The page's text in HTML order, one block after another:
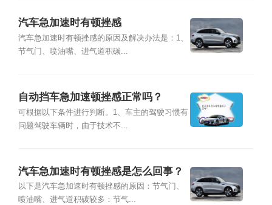
汽车急加速时有顿挫感
汽车急加速时有顿挫感的原因及解决办法是：1、
节气门、喷油嘴、进气道积碳...
自动挡车急加速顿挫感正常吗？
可根据以下条件进行判断。1、车主的驾驶习惯有
问题驾驶车辆时，由于技术不...
汽车急加速时有顿挫感是怎么回事？
以下是汽车急加速时有顿挫感的原因：节气门、
喷油嘴、进气道积碳较多：节气...